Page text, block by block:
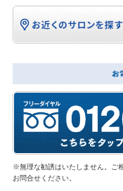
※無理な勧誘はいたしません。ご
お問合せください。